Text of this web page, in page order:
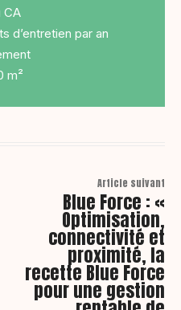
CA
d’entretien par an
m²
Article suivant
Blue Force : «
Optimisation,
connectivité et
proximité, la
recette Blue Force
pour une gestion